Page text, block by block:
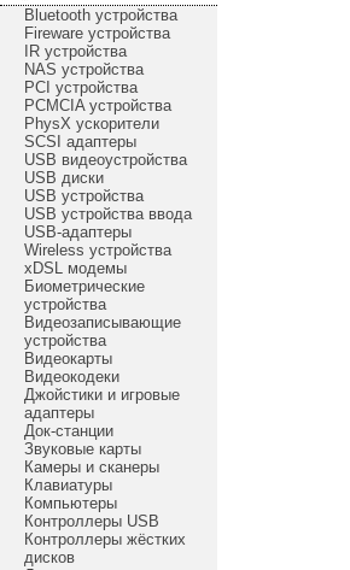
Bluetooth устройства
Fireware устройства
IR устройства
NAS устройства
PCI устройства
PCMCIA устройства
PhysX ускорители
SCSI адаптеры
USB видеоустройства
USB диски
USB устройства
USB устройства ввода
USB-адаптеры
Wireless устройства
xDSL модемы
Биометрические
устройства
Видеозаписывающие
устройства
Видеокарты
Видеокодеки
Джойстики и игровые
адаптеры
Док-станции
Звуковые карты
Камеры и сканеры
Клавиатуры
Компьютеры
Контроллеры USB
Контроллеры жёстких
дисков